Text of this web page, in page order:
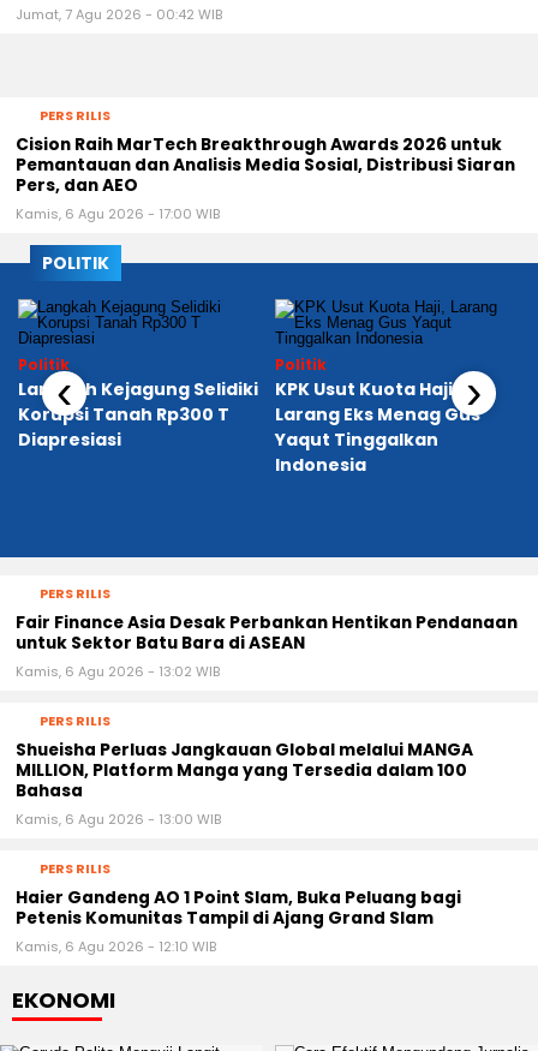
Jumat, 7 Agu 2026 - 00:42 WIB
PERS RILIS
Cision Raih MarTech Breakthrough Awards 2026 untuk
Pemantauan dan Analisis Media Sosial, Distribusi Siaran
Pers, dan AEO
Kamis, 6 Agu 2026 - 17:00 WIB
POLITIK
Politik
Langkah Kejagung Selidiki
Korupsi Tanah Rp300 T
Diapresiasi
Politik
KPK Usut Kuota Haji,
Larang Eks Menag Gus
Yaqut Tinggalkan
Indonesia
‹ ›
PERS RILIS
Fair Finance Asia Desak Perbankan Hentikan Pendanaan
untuk Sektor Batu Bara di ASEAN
Kamis, 6 Agu 2026 - 13:02 WIB
PERS RILIS
Shueisha Perluas Jangkauan Global melalui MANGA
MILLION, Platform Manga yang Tersedia dalam 100
Bahasa
Kamis, 6 Agu 2026 - 13:00 WIB
PERS RILIS
Haier Gandeng AO 1 Point Slam, Buka Peluang bagi
Petenis Komunitas Tampil di Ajang Grand Slam
Kamis, 6 Agu 2026 - 12:10 WIB
EKONOMI